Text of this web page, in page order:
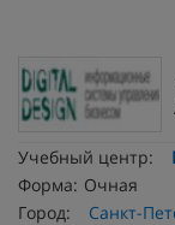
Учебный центр:
Форма: Очная
Город:
Санкт-